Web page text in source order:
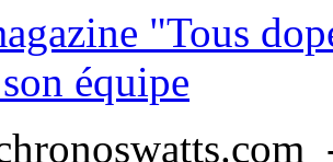
"Tous
équipe